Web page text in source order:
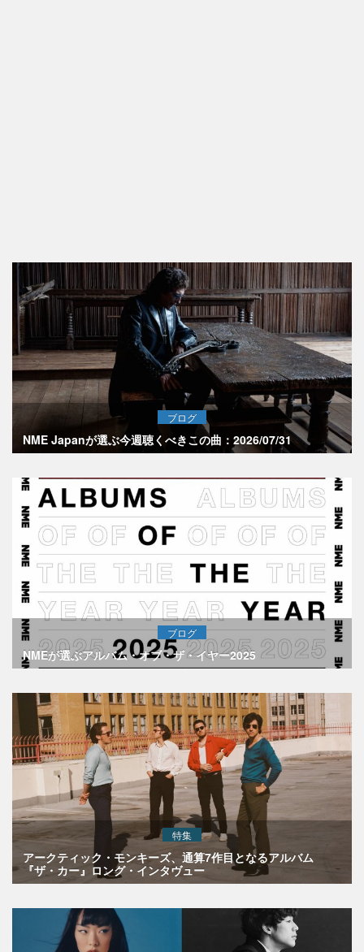
ブログ
NME Japanが選ぶ今週聴くべきこの曲：2026/07/31
ブログ
NMEが選ぶアルバム・オブ・ザ・イヤー2025
特集
アークティック・モンキーズ、通算7作目となるアルバム
『ザ・カー』ロング・インタヴュー